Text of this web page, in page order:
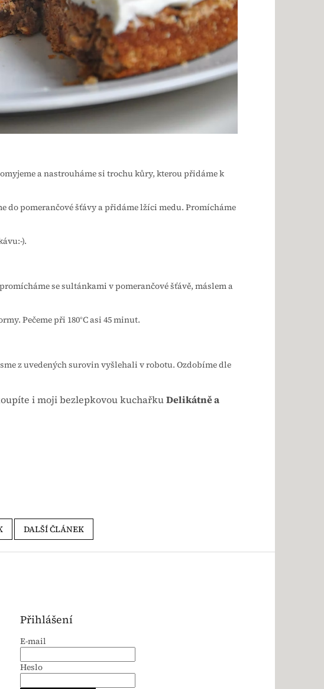
a nastrouháme si trochu kůry, kterou přidáme k
do pomerančové šťávy a přidáme lžíci medu. Promícháme
).
se sultánkami v pomerančové šťávě, máslem a
Pečeme při 180°C asi 45 minut.
z uvedených surovin vyšlehali v robotu. Ozdobíme dle
i moji bezlepkovou kuchařkuDelikátně a
DALŠÍ ČLÁNEK
Přihlášení
E-mail
Heslo